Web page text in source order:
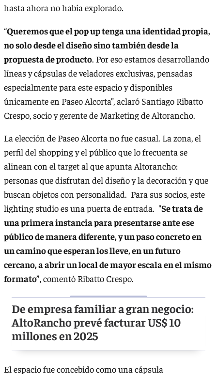
hasta ahora no había explorado.
“Queremos que el pop up tenga una identidad propia,
no solo desde el diseño sino también desde la
propuesta de producto. Por eso estamos desarrollando
líneas y cápsulas de veladores exclusivas, pensadas
especialmente para este espacio y disponibles
únicamente en Paseo Alcorta”, aclaró Santiago Ribatto
Crespo, socio y gerente de Marketing de Altorancho.
La elección de Paseo Alcorta no fue casual. La zona, el
perfil del shopping y el público que lo frecuenta se
alinean con el target al que apunta Altorancho:
personas que disfrutan del diseño y la decoración y que
buscan objetos con personalidad. Para sus socios, este
lighting studio es una puerta de entrada. "Se trata de
una primera instancia para presentarse ante ese
público de manera diferente, y un paso concreto en
un camino que esperan los lleve, en un futuro
cercano, a abrir un local de mayor escala en el mismo
formato”, comentó Ribatto Crespo.
De empresa familiar a gran negocio:
AltoRancho prevé facturar US$ 10
millones en 2025
El espacio fue concebido como una cápsula